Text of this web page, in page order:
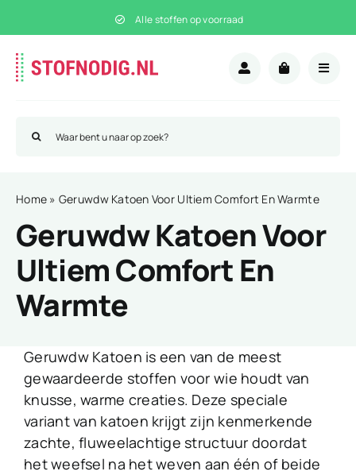
naar
inhoud
Alle stoffen op voorraad
naar:
Home » Geruwdw Katoen Voor Ultiem Comfort En Warmte
Geruwdw Katoen Voor
Ultiem Comfort En
Warmte
Geruwdw Katoen is een van de meest
gewaardeerde stoffen voor wie houdt van
knusse, warme creaties. Deze speciale
variant van katoen krijgt zijn kenmerkende
zachte, fluweelachtige structuur doordat
het weefsel na het weven aan één of beide